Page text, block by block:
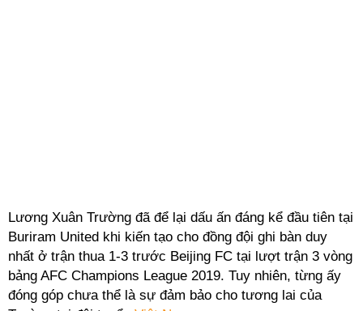
Lương Xuân Trường đã để lại dấu ấn đáng kể đầu tiên tại
Buriram United khi kiến tạo cho đồng đội ghi bàn duy
nhất ở trận thua 1-3 trước Beijing FC tại lượt trận 3 vòng
bảng AFC Champions League 2019. Tuy nhiên, từng ấy
đóng góp chưa thể là sự đảm bảo cho tương lai của